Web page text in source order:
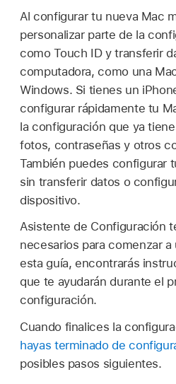
Al configurar tu nueva Mac
personalizar parte de la
como Touch ID y transferir
computadora, como una
Windows. Si tienes un
configurar rápidamente tu
la configuración que ya
fotos, contraseñas y otros
También puedes configurar
sin transferir datos o
dispositivo.
Asistente de Configuración
necesarios para comenzar
esta guía, encontrarás
que te ayudarán durante el
configuración.
Cuando finalices la
hayas terminado de
posibles pasos siguientes.